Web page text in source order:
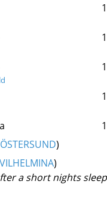
ÖSTERSUND)
VILHELMINA)
a short nights sleep